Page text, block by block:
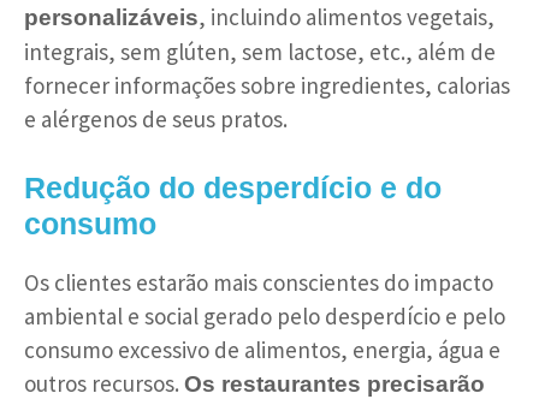
personalizáveis, incluindo alimentos vegetais,
integrais, sem glúten, sem lactose, etc., além de
fornecer informações sobre ingredientes, calorias
e alérgenos de seus pratos.
Redução do desperdício e do
consumo
Os clientes estarão mais conscientes do impacto
ambiental e social gerado pelo desperdício e pelo
consumo excessivo de alimentos, energia, água e
outros recursos. Os restaurantes precisarão